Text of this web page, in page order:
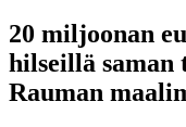
20 miljoonan
hilseillä
Rauman